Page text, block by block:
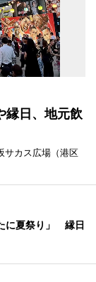
縁日、地元飲
サカス広場（港区
に夏祭り」 縁日